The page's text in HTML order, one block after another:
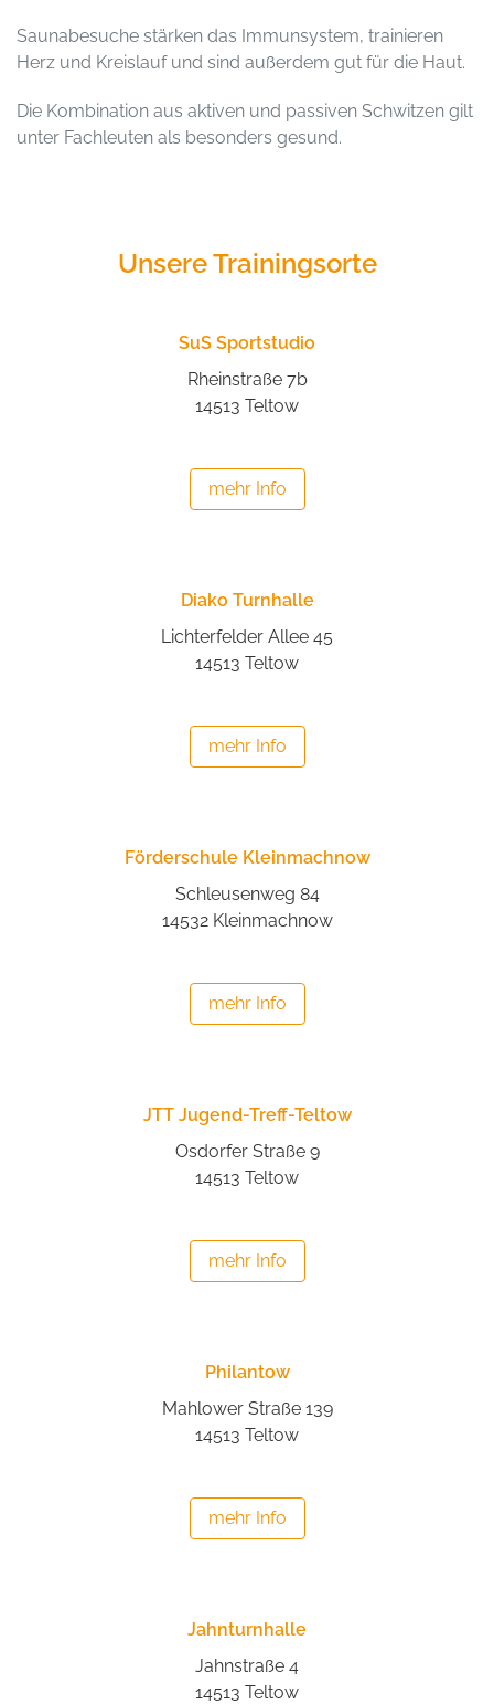
Saunabesuche stärken das Immunsystem, trainieren
Herz und Kreislauf und sind außerdem gut für die Haut.
Die Kombination aus aktiven und passiven Schwitzen gilt
unter Fachleuten als besonders gesund.
Unsere Trainingsorte
SuS Sportstudio
Rheinstraße 7b
14513 Teltow
mehr Info
Diako Turnhalle
Lichterfelder Allee 45
14513 Teltow
mehr Info
Förderschule Kleinmachnow
Schleusenweg 84
14532 Kleinmachnow
mehr Info
JTT Jugend-Treff-Teltow
Osdorfer Straße 9
14513 Teltow
mehr Info
Philantow
Mahlower Straße 139
14513 Teltow
mehr Info
Jahnturnhalle
Jahnstraße 4
14513 Teltow